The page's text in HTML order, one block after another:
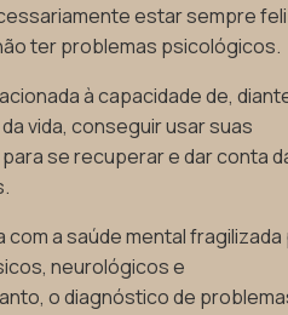
estar sempre
ter problemas psicológicos.
à capacidade de,
vida, conseguir usar suas
se recuperar e dar conta
com a saúde mental
neurológicos e
o diagnóstico de